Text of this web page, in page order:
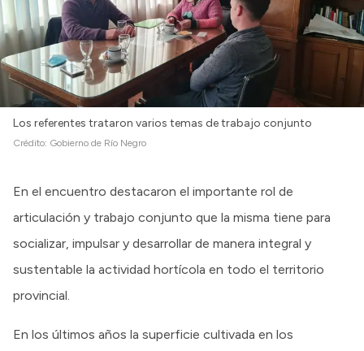
Los referentes trataron varios temas de trabajo conjunto
Crédito: Gobierno de Río Negro
En el encuentro destacaron el importante rol de
articulación y trabajo conjunto que la misma tiene para
socializar, impulsar y desarrollar de manera integral y
sustentable la actividad hortícola en todo el territorio
provincial.
En los últimos años la superficie cultivada en los